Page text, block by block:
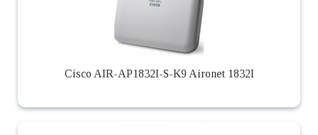
Cisco AIR-AP1832I-S-K9 Aironet 1832I